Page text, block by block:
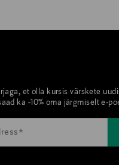
et olla kursis värskete
ka -10% oma järgmiselt e-